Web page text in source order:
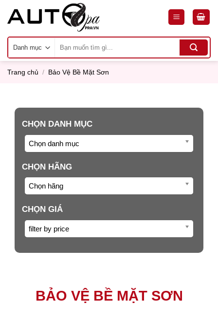
kiếm:
Trang chủ / Bảo Vệ Bề Mặt Sơn
CHỌN DANH MỤC
Chọn danh mục
CHỌN HÃNG
Chọn hãng
CHỌN GIÁ
filter by price
BẢO VỆ BỀ MẶT SƠN